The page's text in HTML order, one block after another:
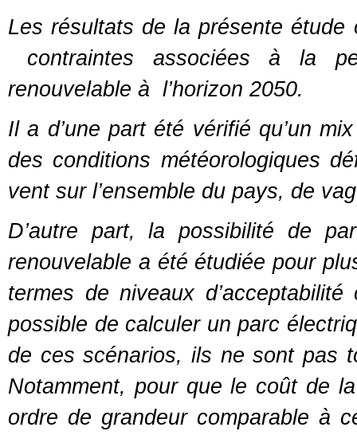
Les résultats de la présente étude
contraintes associées à la
renouvelable à l’horizon 2050.
Il a d’une part été vérifié qu’un
des conditions météorologiques
vent sur l’ensemble du pays, de
D’autre part, la possibilité de
renouvelable a été étudiée pour
termes de niveaux
possible de calculer un parc
de ces scénarios, ils ne sont pas
Notamment, pour que le coût de
ordre de grandeur comparable à